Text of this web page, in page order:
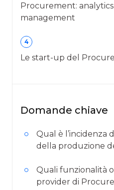
Procurement: analytics
management
4
Le start-up del
Domande chiave
Qual è l’incidenza
della produzione
Quali funzionalità
provider di